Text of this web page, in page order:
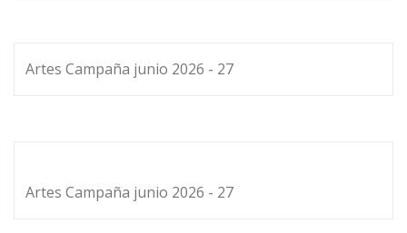
Artes Campaña junio 2026 - 27
Artes Campaña junio 2026 - 27